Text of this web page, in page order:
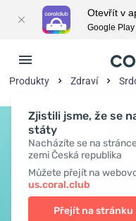
Zjistili jsme, že se
státy
Nacházíte se na
zemi Česká republika
Můžete přejít na
us.coral.club
Přejít na stránku
Produkty Zdraví
Otevřít v
Google Play